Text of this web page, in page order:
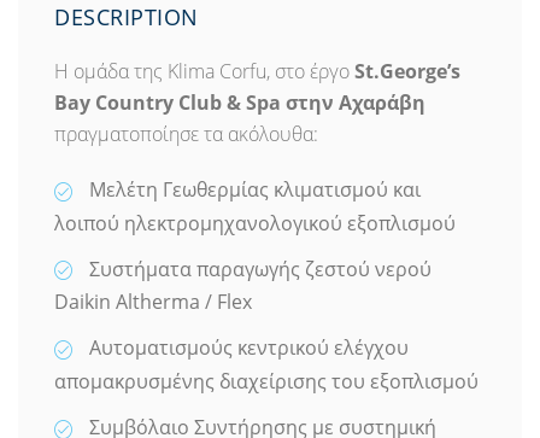
DESCRIPTION
Η ομάδα της Klima Corfu, στο έργοSt.George’s
Bay Country Club & Spa στην Αχαράβη
πραγματοποίησε τα ακόλουθα:
Μελέτη Γεωθερμίας κλιματισμού και
λοιπού ηλεκτρομηχανολογικού εξοπλισμού
Συστήματα παραγωγής ζεστού νερού
Daikin Altherma / Flex
Αυτοματισμούς κεντρικού ελέγχου
απομακρυσμένης διαχείρισης του εξοπλισμού
Συμβόλαιο Συντήρησης με συστημική